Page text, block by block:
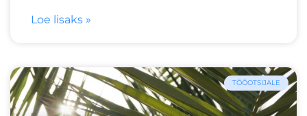
Loe lisaks »
TÖÖOTSIJALE